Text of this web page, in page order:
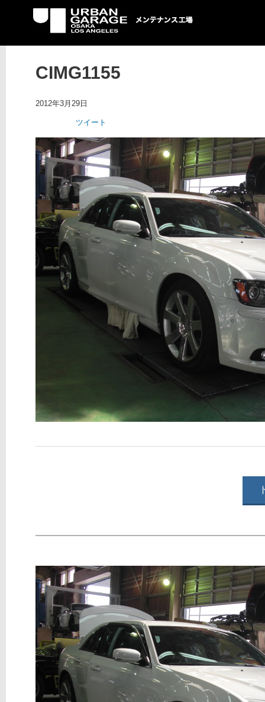
UG メンテナンス工場
CIMG1155
2012年3月29日
ツイート